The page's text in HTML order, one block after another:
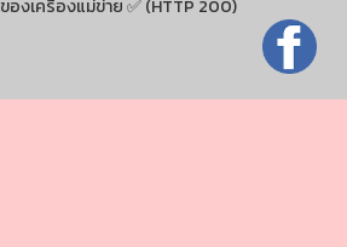
องเครื่องแม่ข่าย ✅ (HTTP 200)